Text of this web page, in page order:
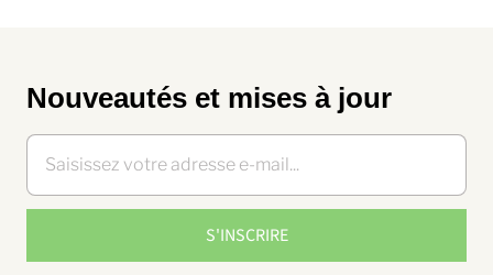
Nouveautés et mises à jour